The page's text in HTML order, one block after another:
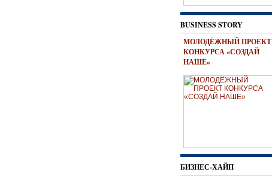
BUSINESS STORY
МОЛОДЁЖНЫЙ ПРОЕКТ
КОНКУРСА «СОЗДАЙ
НАШЕ»
БИЗНЕС-ХАЙП